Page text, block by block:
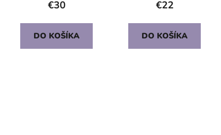
€30
DO KOŠÍKA
€22
DO KOŠÍKA